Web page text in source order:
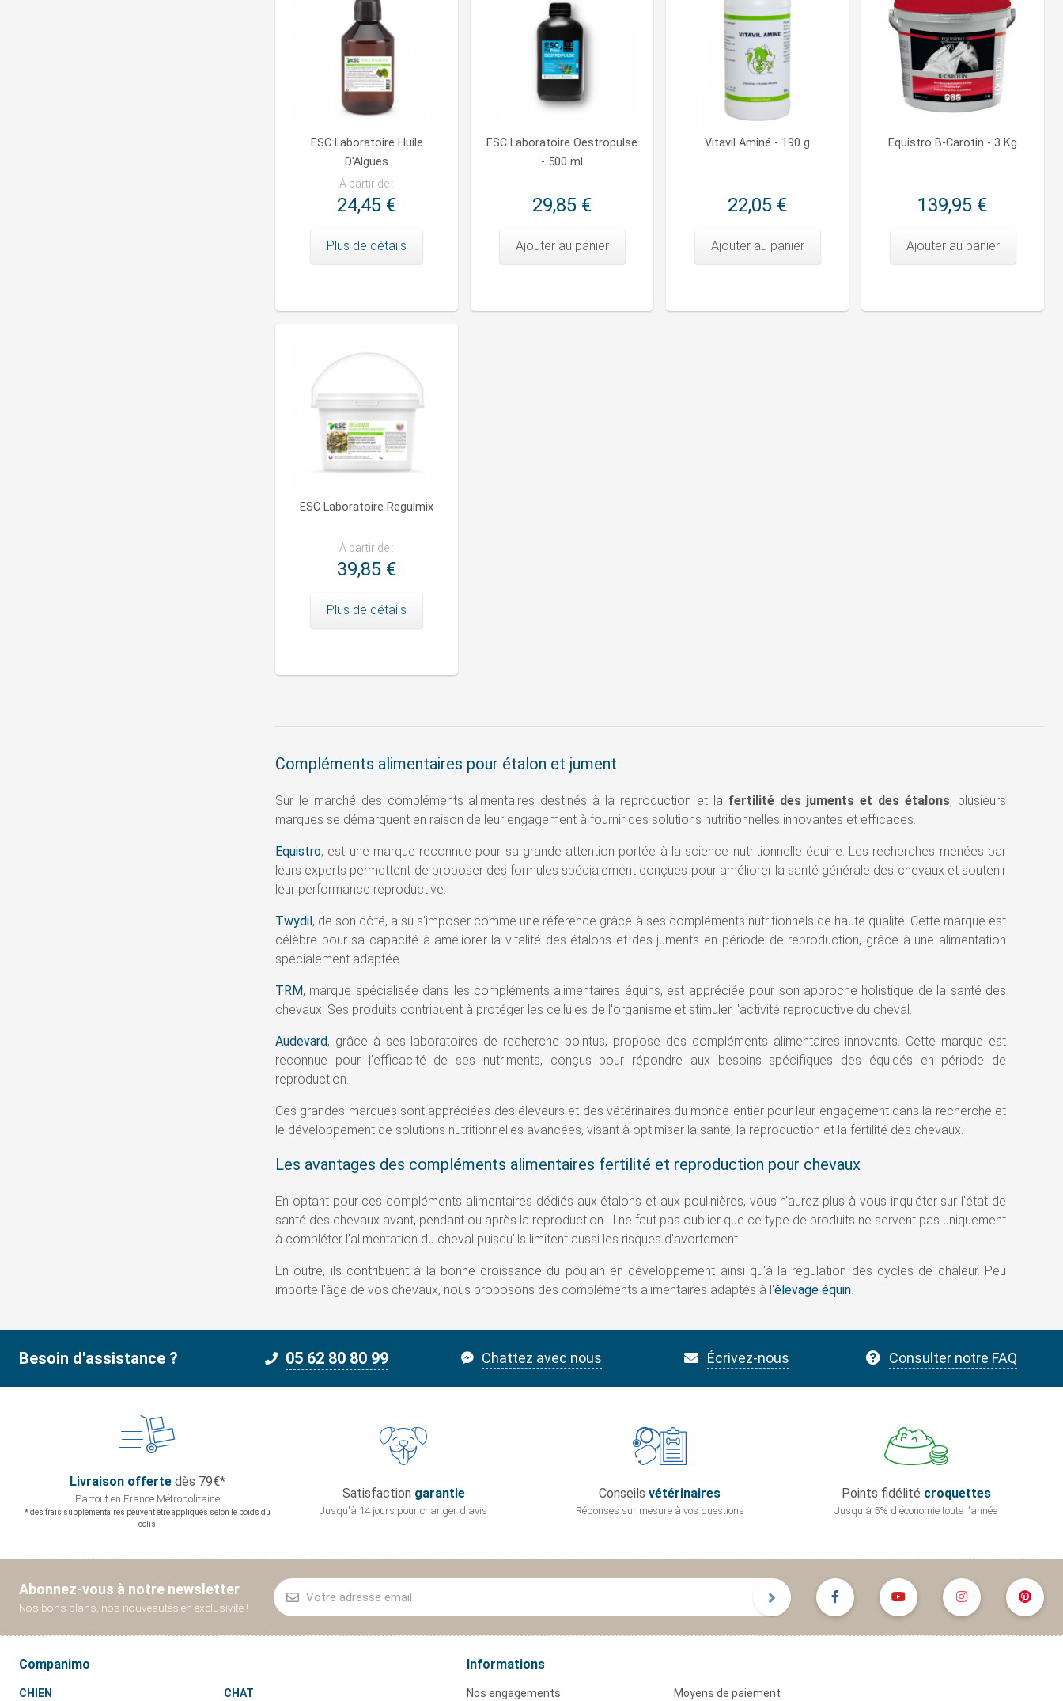
ESC Laboratoire Huile
D'Algues
À partir de :
24,45 €
Plus de détails
ESC Laboratoire Oestropulse
- 500 ml
29,85 €
Ajouter au panier
Vitavil Aminé - 190 g
22,05 €
Ajouter au panier
Equistro B-Carotin - 3 Kg
139,95 €
Ajouter au panier
ESC Laboratoire Regulmix
À partir de :
39,85 €
Plus de détails
Compléments alimentaires pour étalon et jument
Sur le marché des compléments alimentaires destinés à la reproduction et la fertilité des juments et des étalons, plusieurs
marques se démarquent en raison de leur engagement à fournir des solutions nutritionnelles innovantes et efficaces.
Equistro, est une marque reconnue pour sa grande attention portée à la science nutritionnelle équine. Les recherches menées par
leurs experts permettent de proposer des formules spécialement conçues pour améliorer la santé générale des chevaux et soutenir
leur performance reproductive.
Twydil , de son côté, a su s'imposer comme une référence grâce à ses compléments nutritionnels de haute qualité. Cette marque est
célèbre pour sa capacité à améliorer la vitalité des étalons et des juments en période de reproduction, grâce à une alimentation
spécialement adaptée.
TRM, marque spécialisée dans les compléments alimentaires équins, est appréciée pour son approche holistique de la santé des
chevaux. Ses produits contribuent à protéger les cellules de l'organisme et stimuler l'activité reproductive du cheval.
Audevard, grâce à ses laboratoires de recherche pointus, propose des compléments alimentaires innovants. Cette marque est
reconnue pour l'efficacité de ses nutriments, conçus pour répondre aux besoins spécifiques des équidés en période de
reproduction.
Ces grandes marques sont appréciées des éleveurs et des vétérinaires du monde entier pour leur engagement dans la recherche et
le développement de solutions nutritionnelles avancées, visant à optimiser la santé, la reproduction et la fertilité des chevaux.
Les avantages des compléments alimentaires fertilité et reproduction pour chevaux
En optant pour ces compléments alimentaires dédiés aux étalons et aux poulinières, vous n'aurez plus à vous inquiéter sur l'état de
santé des chevaux avant, pendant ou après la reproduction. Il ne faut pas oublier que ce type de produits ne servent pas uniquement
à compléter l'alimentation du cheval puisqu'ils limitent aussi les risques d'avortement.
En outre, ils contribuent à la bonne croissance du poulain en développement ainsi qu'à la régulation des cycles de chaleur. Peu
importe l'âge de vos chevaux, nous proposons des compléments alimentaires adaptés à l'élevage équin.
Besoin d'assistance ? 05 62 80 80 99 Chattez avec nous Écrivez-nous Consulter notre FAQ
Livraison offertedès 79€*
Partout en France Métropolitaine
* des frais supplémentaires peuvent être appliqués selon le poids du
colis
Satisfaction garantie
Jusqu'à 14 jours pour changer d'avis
Conseils vétérinaires
Réponses sur mesure à vos questions
Points fidélité croquettes
Jusqu'à 5% d'économie toute l'année
Abonnez-vous à notre newsletter
Nos bons plans, nos nouveautés en exclusivité !
Companimo
CHIEN CHAT
Informations
Nos engagements Moyens de paiement